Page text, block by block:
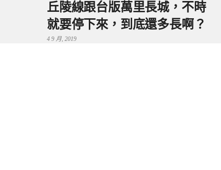
丘陵線跟台版萬里長城，不時
就要停下來，到底還多長啊？
4 9 月, 2019